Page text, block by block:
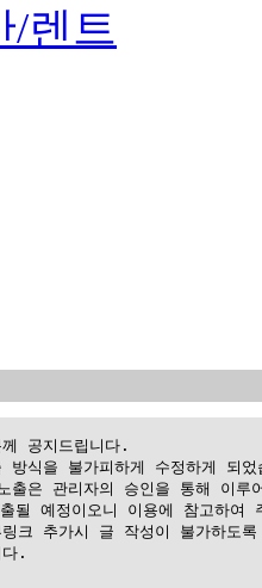
/렌트
공지드립니다.
식을 불가피하게 수정하게 되었
출은 관리자의 승인을 통해 이루
될 예정이오니 이용에 참고하여
크 추가시 글 작성이 불가하도
.